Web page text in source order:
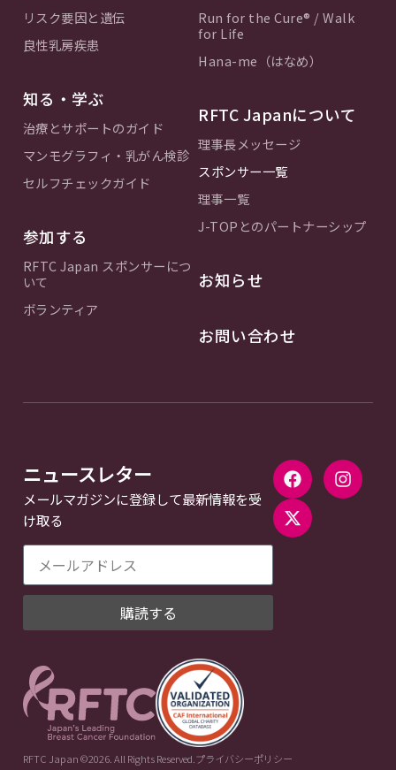
リスク要因と遺伝
良性乳房疾患
知る・学ぶ
治療とサポートのガイド
マンモグラフィ・乳がん検診
セルフチェックガイド
参加する
RFTC Japan スポンサーにつ
いて
ボランティア
Run for the Cure® / Walk
for Life
Hana-me（はなめ）
RFTC Japanについて
理事長メッセージ
スポンサー一覧
理事一覧
J-TOPとのパートナーシップ
お知らせ
お問い合わせ
ニュースレター
メールマガジンに登録して最新情報を受
け取る
購読する
RFTC Japan ©2026. All Rights Reserved. プライバシーポリシー